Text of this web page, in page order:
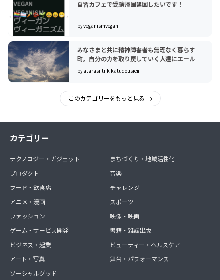
自習カフェで受験帰国建国したいです！
by veganismvegan
みなさまと共に精神障害者も無理なく暮らす
町。自分の力を取り戻していく人達にエール
by atarasiitiikikatudousien
このカテゴリーをもっと見る
カテゴリー
テクノロジー・ガジェット
プロダクト
フード・飲食店
アニメ・漫画
ファッション
ゲーム・サービス開発
ビジネス・起業
アート・写真
ソーシャルグッド
まちづくり・地域活性化
音楽
チャレンジ
スポーツ
映像・映画
書籍・雑誌出版
ビューティー・ヘルスケア
舞台・パフォーマンス